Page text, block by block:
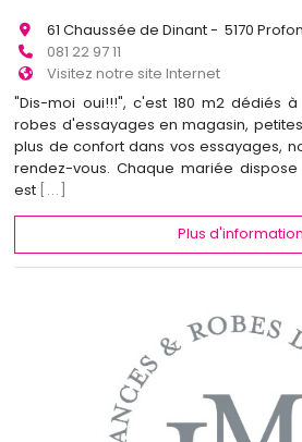
61 Chaussée de Dinant - 5170
081 22 97 11
Visitez notre site Internet
"Dis-moi oui!!!", c'est 180 m2 dédiés
robes d'essayages en magasin,
plus de confort dans vos essayages,
rendez-vous. Chaque mariée
est [...]
Plus